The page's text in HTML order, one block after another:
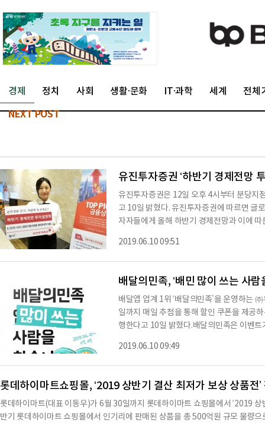
경제 정치 사회 생활·문화 IT·과학 세계 전체
NEXT POST
유진투자증권 ‘하반기 경제전망
유진투자증권은 12일 오후 4시부터 분당지
고 10일 밝혔다. 유진투자증권에 따르면 글로벌 경제의 변동성 확대로 어려움을 겪고 있는 투
자자들에게 올해 하반기 경제전망과 이에
점 정현철 PB가 강사로 나설 예정이다. 이
원 및 투자전략팀장으로 활동 중이며, 정현
2019.06.10 09:51
배달의민족, ‘배민 많이 쓰는 사
배달앱 업계 1위 ‘배달의민족’을 운영하는
일까지 매일 추첨을 통해 할인 쿠폰을 제공
행한다고 10일 밝혔다.배달의민족은 이벤
여 가능하며 추첨을 통해 매일 3,010명을 선정, 100만 원 쿠폰(10명)과 3만 원 쿠폰(3,000명)
을 증정한다. ‘배민 많이 쓰는 사람을 찾습니다’ 이벤트는 2018년 6월 1일부터 2019년 5월 31
2019.06.10 09:49
롯데하이마트쇼핑몰, ‘2019 상반기 결산 최저가 보상 상품전’
롯데하이마트(대표 이동우)가 6월 30일까지 롯데하이마트 쇼핑몰에서 ‘2019 상
반기 롯데하이마트 쇼핑몰에서 인기리에 판매된 상품을 총 500억원 규모 물량